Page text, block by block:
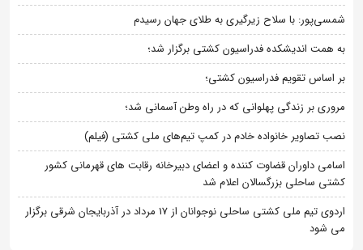
شمسی‌پور: با سلاح زیرگیری به طلای جهان رسیدم
به همت اندیشکده فدراسیون کشتی برگزار شد؛
بر اساس تقویم فدراسیون کشتی؛
مروری بر زندگی پهلوانی که در راه وطن آسمانی شد؛
نصب تصاویر خانواده خادم در کمپ تیم‌های ملی کشتی (فیلم)
اسامی داوران قضاوت کننده و اعضای دبیرخانه رقابت های قهرمانی کشور
کشتی ساحلی بزرگسالان اعلام شد
اردوی تیم ملی کشتی ساحلی نوجوانان از 17 مرداد در آذربایجان شرقی برگزار
می شود